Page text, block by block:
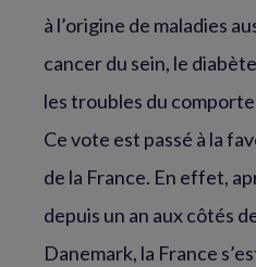
à l’origine de maladies
cancer du sein, le
les troubles du
Ce vote est passé à la
de la France. En effet,
depuis un an aux côtés
Danemark, la France